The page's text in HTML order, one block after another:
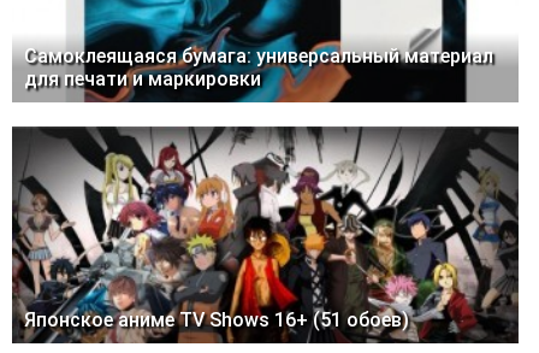
Самоклеящаяся бумага: универсальный материал
для печати и маркировки
Японское аниме TV Shows 16+ (51 обоев)